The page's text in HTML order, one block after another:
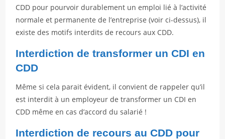
CDD pour pourvoir durablement un emploi lié à l’activité
normale et permanente de l’entreprise (voir ci-dessus), il
existe des motifs interdits de recours aux CDD.
Interdiction de transformer un CDI en
CDD
Même si cela parait évident, il convient de rappeler qu’il
est interdit à un employeur de transformer un CDI en
CDD même en cas d’accord du salarié !
Interdiction de recours au CDD pour